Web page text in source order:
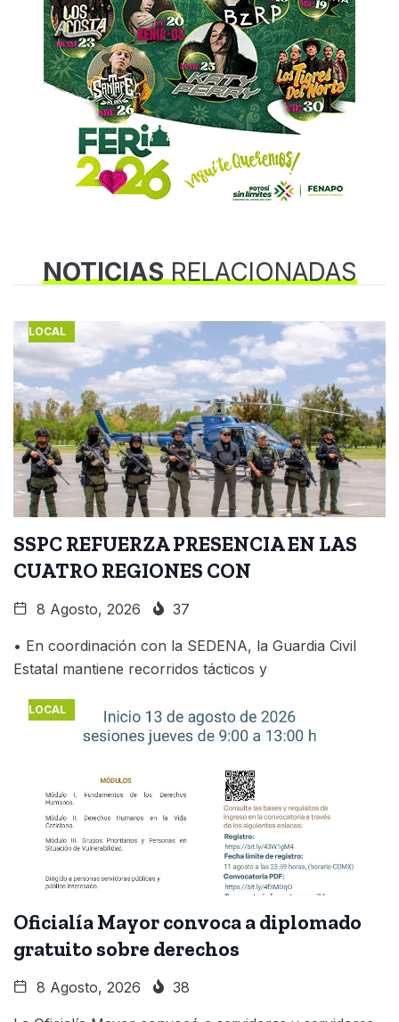
NOTICIASRELACIONADAS
LOCAL
SSPC REFUERZA PRESENCIA EN LAS
CUATRO REGIONES CON
8 Agosto, 2026 37
• En coordinación con la SEDENA, la Guardia Civil
Estatal mantiene recorridos tácticos y
LOCAL
Oficialía Mayor convoca a diplomado
gratuito sobre derechos
8 Agosto, 2026 38